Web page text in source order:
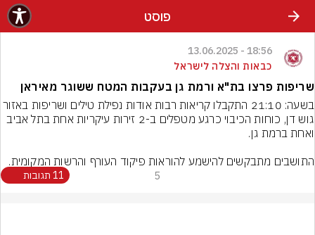
פוסט
18:56 - 13.06.2025
כבאות והצלה לישראל
שריפות פרצו בת"א ורמת גן בעקבות המטח ששוגר מאיראן
גוש דן, כוחות הכיבוי כרגע מטפלים ב-2 זירות עיקריות אחת בתל אביב
התושבים מתבקשים להישמע להוראות פיקוד העורף והרשות המקומית.
5 11 תגובות